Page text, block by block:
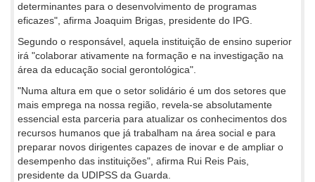
determinantes para o desenvolvimento de programas
eficazes", afirma Joaquim Brigas, presidente do IPG.
Segundo o responsável, aquela instituição de ensino superior
irá "colaborar ativamente na formação e na investigação na
área da educação social gerontológica".
"Numa altura em que o setor solidário é um dos setores que
mais emprega na nossa região, revela-se absolutamente
essencial esta parceria para atualizar os conhecimentos dos
recursos humanos que já trabalham na área social e para
preparar novos dirigentes capazes de inovar e de ampliar o
desempenho das instituições", afirma Rui Reis Pais,
presidente da UDIPSS da Guarda.